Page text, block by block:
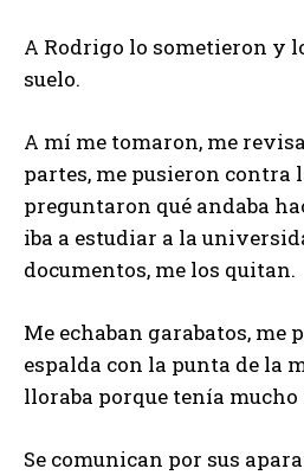
A Rodrigo lo sometieron y
suelo.
A mí me tomaron, me
partes, me pusieron contra
preguntaron qué andaba
iba a estudiar a la
documentos, me los quitan.
Me echaban garabatos, me
espalda con la punta de la
lloraba porque tenía mucho
Se comunican por sus